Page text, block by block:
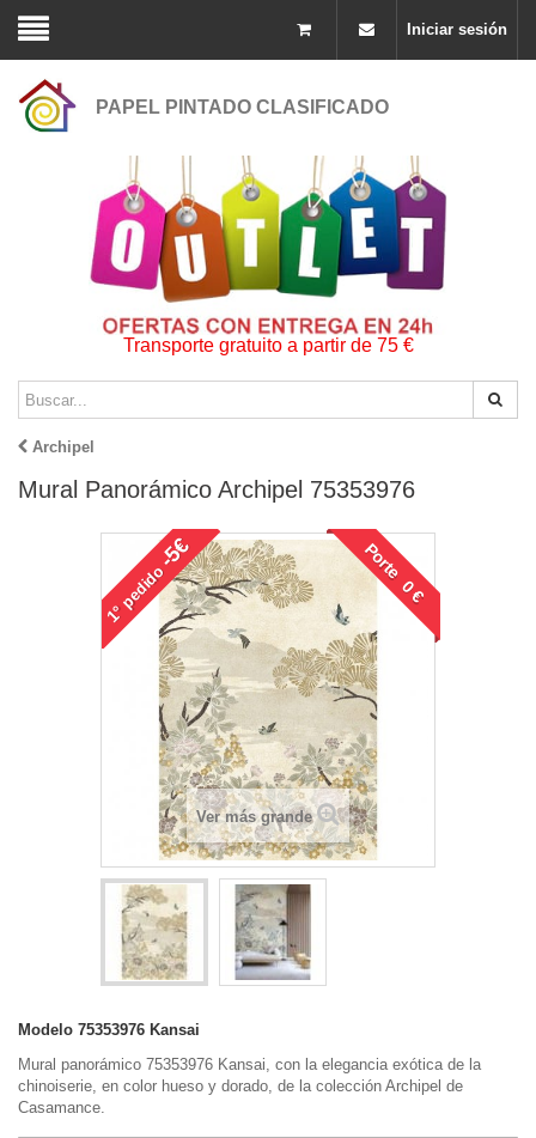
Iniciar sesión
PAPEL PINTADO CLASIFICADO
Transporte gratuito a partir de 75 €
Archipel
Mural Panorámico Archipel 75353976
1°
pedido
-5€ Porte 0 €
Ver más grande
Modelo 75353976 Kansai
Mural panorámico 75353976 Kansai, con la elegancia exótica de la
chinoiserie, en color hueso y dorado, de la colección Archipel de
Casamance.